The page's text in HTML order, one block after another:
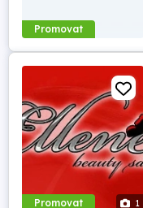
Promovat
Promovat 1